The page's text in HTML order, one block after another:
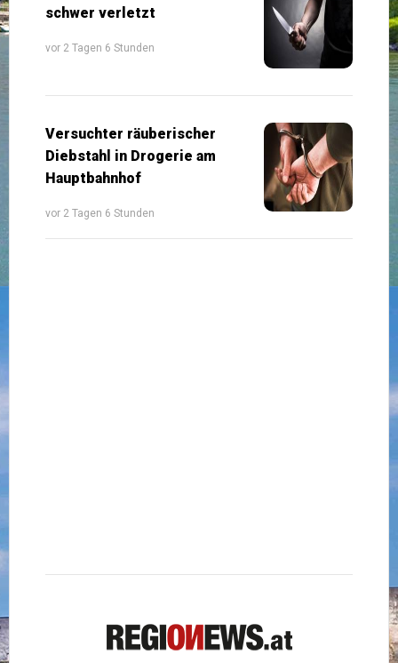
schwer verletzt
vor 2 Tagen 6 Stunden
Versuchter räuberischer
Diebstahl in Drogerie am
Hauptbahnhof
vor 2 Tagen 6 Stunden